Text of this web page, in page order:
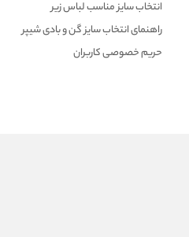
انتخاب سایز مناسب لباس زیر
راهنمای انتخاب سایز گن و بادی شیپر
حریم خصوصی کاربران